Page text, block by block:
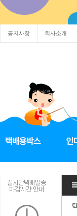
공지사항 회사소개